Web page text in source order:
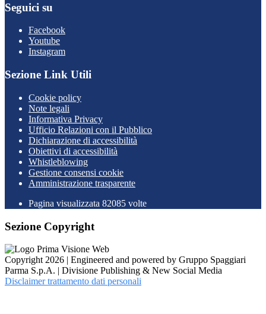
Seguici su
Facebook
Youtube
Instagram
Sezione Link Utili
Cookie policy
Note legali
Informativa Privacy
Ufficio Relazioni con il Pubblico
Dichiarazione di accessibilità
Obiettivi di accessibilità
Whistleblowing
Gestione consensi cookie
Amministrazione trasparente
Pagina visualizzata 82085 volte
Sezione Copyright
Copyright 2026 | Engineered and powered by Gruppo Spaggiari
Parma S.p.A. | Divisione Publishing & New Social Media
Disclaimer trattamento dati personali